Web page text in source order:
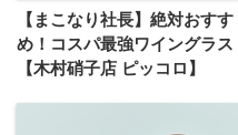
【まこなり社長】絶対おすす
め！コスパ最強ワイングラス
【木村硝子店 ピッコロ】